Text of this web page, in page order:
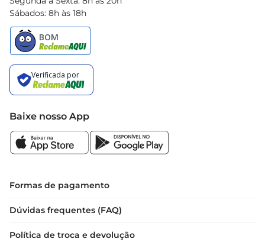
Sábados: 8h às 18h
Baixe nosso App
Formas de pagamento
Dúvidas frequentes (FAQ)
Política de troca e devolução